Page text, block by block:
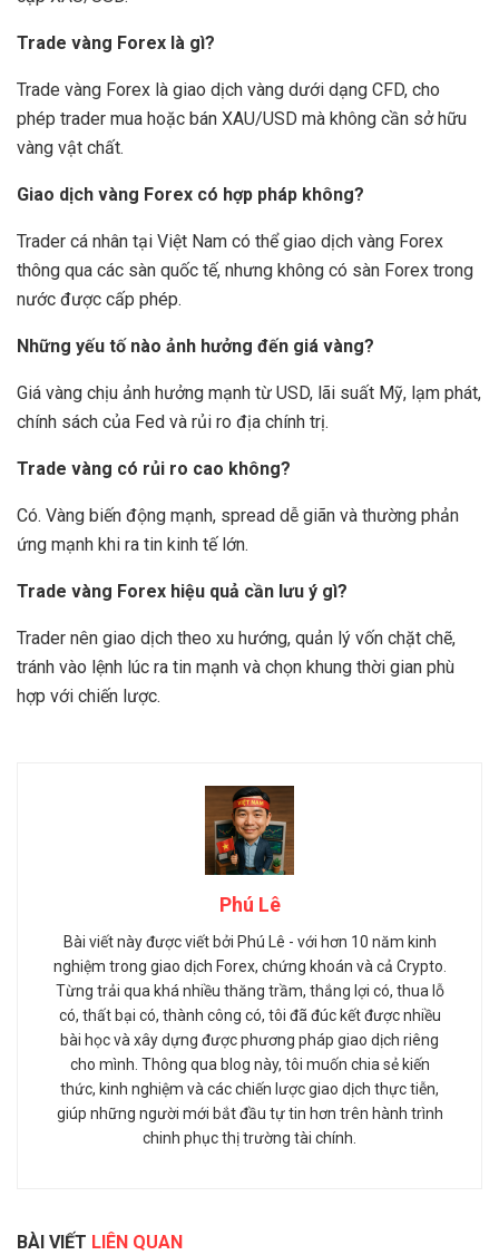
Trade vàng Forex là gì?
Trade vàng Forex là giao dịch vàng dưới dạng CFD, cho
phép trader mua hoặc bán XAU/USD mà không cần sở hữu
vàng vật chất.
Giao dịch vàng Forex có hợp pháp không?
Trader cá nhân tại Việt Nam có thể giao dịch vàng Forex
thông qua các sàn quốc tế, nhưng không có sàn Forex trong
nước được cấp phép.
Những yếu tố nào ảnh hưởng đến giá vàng?
Giá vàng chịu ảnh hưởng mạnh từ USD, lãi suất Mỹ, lạm phát,
chính sách của Fed và rủi ro địa chính trị.
Trade vàng có rủi ro cao không?
Có. Vàng biến động mạnh, spread dễ giãn và thường phản
ứng mạnh khi ra tin kinh tế lớn.
Trade vàng Forex hiệu quả cần lưu ý gì?
Trader nên giao dịch theo xu hướng, quản lý vốn chặt chẽ,
tránh vào lệnh lúc ra tin mạnh và chọn khung thời gian phù
hợp với chiến lược.
Phú Lê
Bài viết này được viết bởi Phú Lê - với hơn 10 năm kinh
nghiệm trong giao dịch Forex, chứng khoán và cả Crypto.
Từng trải qua khá nhiều thăng trầm, thắng lợi có, thua lỗ
có, thất bại có, thành công có, tôi đã đúc kết được nhiều
bài học và xây dựng được phương pháp giao dịch riêng
cho mình. Thông qua blog này, tôi muốn chia sẻ kiến
thức, kinh nghiệm và các chiến lược giao dịch thực tiễn,
giúp những người mới bắt đầu tự tin hơn trên hành trình
chinh phục thị trường tài chính.
BÀI VIẾT LIÊN QUAN